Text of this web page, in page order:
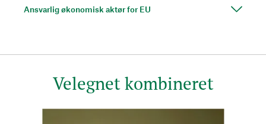
Ansvarlig økonomisk aktør for EU
Velegnet kombineret